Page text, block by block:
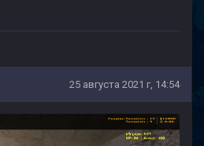
25 августа 2021 г, 14:54